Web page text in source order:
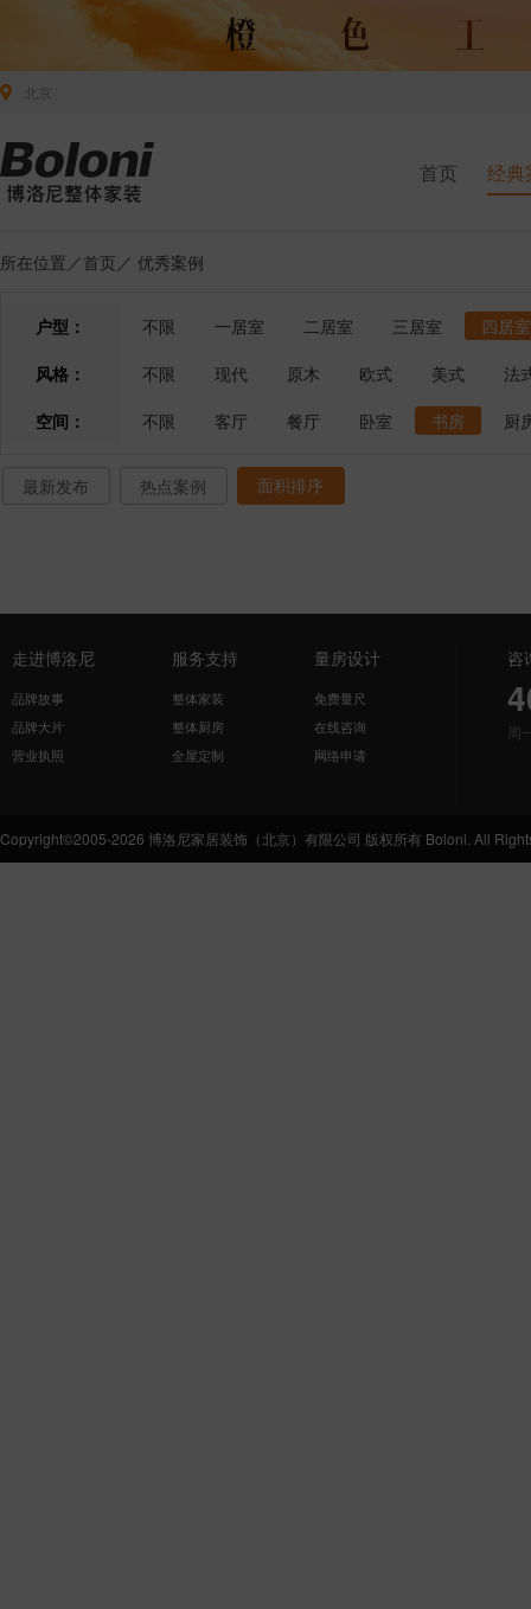
首页 经典
所在位置／首页 ／ 优秀案例
户型： 不限 一居室 二居室 三居室
四居室
风格：
不限 现代 原木 欧式 美式
法
空间：
不限 客厅 餐厅 卧室 书房 厨
最新发布 热点案例 面积排序
走进博洛尼
品牌故事
品牌大片
营业执照
服务支持
整体家装
整体厨房
全屋定制
量房设计
免费量尺
在线咨询
网络申请
咨
周
Copyright©2005-2026 博洛尼家居装饰（北京）有限公司 版权所有 Boloni. All